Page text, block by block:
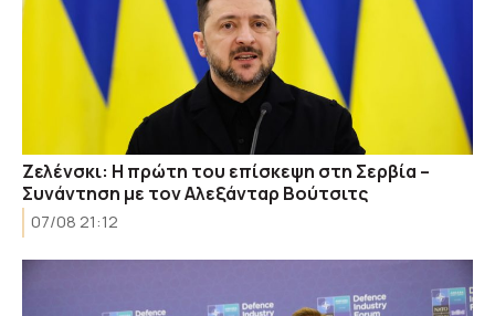
Ζελένσκι: Η πρώτη του επίσκεψη στη Σερβία –
Συνάντηση με τον Αλεξάνταρ Βούτσιτς
07/08 21:12